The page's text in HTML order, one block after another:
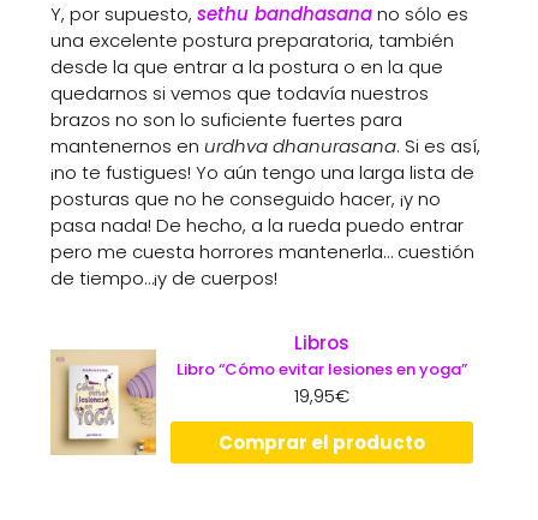
Y, por supuesto,sethu bandhasanano sólo es
una excelente postura preparatoria, también
desde la que entrar a la postura o en la que
quedarnos si vemos que todavía nuestros
brazos no son lo suficiente fuertes para
mantenernos en urdhva dhanurasana. Si es así,
¡no te fustigues! Yo aún tengo una larga lista de
posturas que no he conseguido hacer, ¡y no
pasa nada! De hecho, a la rueda puedo entrar
pero me cuesta horrores mantenerla… cuestión
de tiempo…¡y de cuerpos!
Libros
Libro “Cómo evitar lesiones en yoga”
19,95€
Comprar el producto